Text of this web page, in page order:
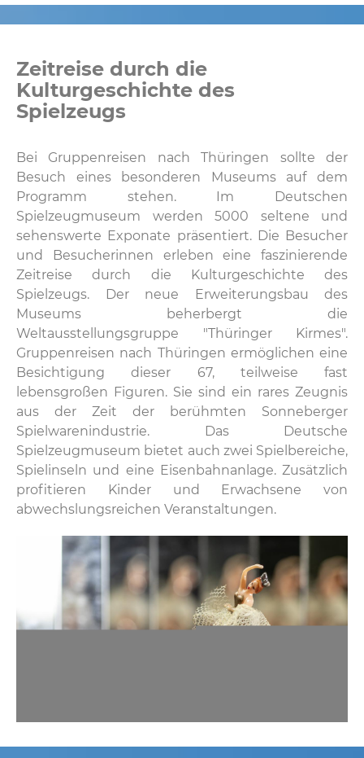
Zeitreise durch die
Kulturgeschichte des
Spielzeugs
Bei Gruppenreisen nach Thüringen sollte der
Besuch eines besonderen Museums auf dem
Programm stehen. Im Deutschen
Spielzeugmuseum werden 5000 seltene und
sehenswerte Exponate präsentiert. Die Besucher
und Besucherinnen erleben eine faszinierende
Zeitreise durch die Kulturgeschichte des
Spielzeugs. Der neue Erweiterungsbau des
Museums beherbergt die
Weltausstellungsgruppe "Thüringer Kirmes".
Gruppenreisen nach Thüringen ermöglichen eine
Besichtigung dieser 67, teilweise fast
lebensgroßen Figuren. Sie sind ein rares Zeugnis
aus der Zeit der berühmten Sonneberger
Spielwarenindustrie. Das Deutsche
Spielzeugmuseum bietet auch zwei Spielbereiche,
Spielinseln und eine Eisenbahnanlage. Zusätzlich
profitieren Kinder und Erwachsene von
abwechslungsreichen Veranstaltungen.